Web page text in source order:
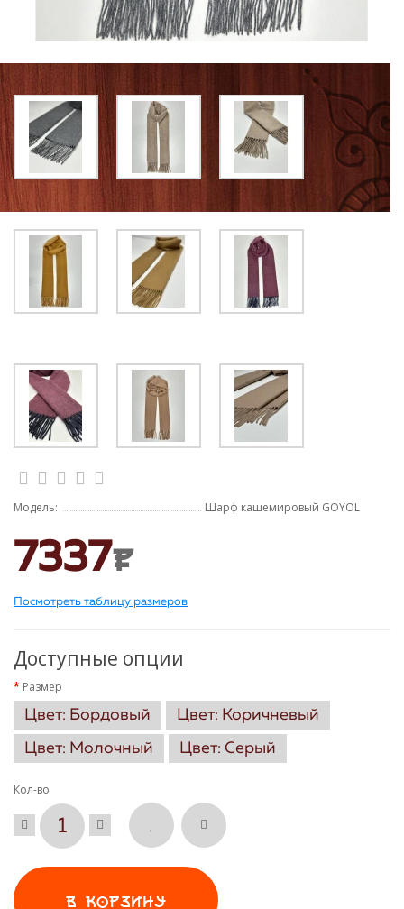
Модель: Шарф кашемировый GOYOL
7337P
Посмотреть таблицу размеров
Доступные опции
Размер
Цвет: Бордовый Цвет: Коричневый
Цвет: Молочный Цвет: Серый
Кол-во
В КОРЗИНУ